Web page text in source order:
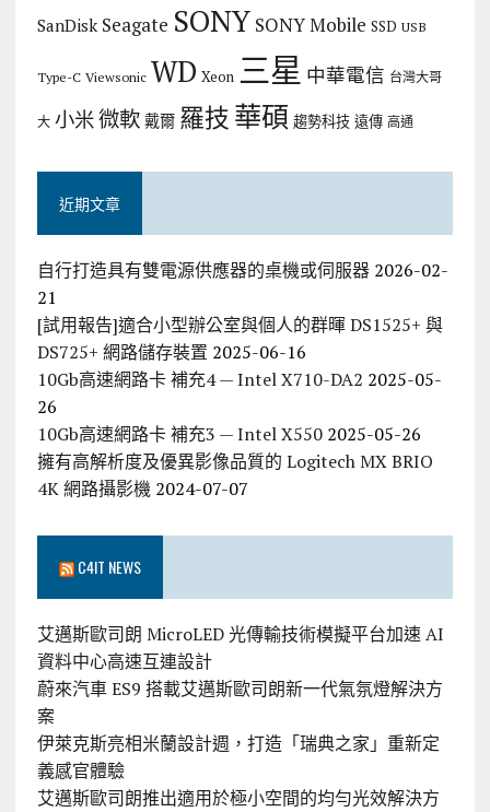
SanDisk Seagate SONY SONY Mobile SSD USB
Type-C Viewsonic WD Xeon 三星 中華電信 台灣大哥
大 小米微軟 戴爾 羅技華碩 趨勢科技 遠傳 高通
近期文章
自行打造具有雙電源供應器的桌機或伺服器 2026-02-
21
[試用報告]適合小型辦公室與個人的群暉 DS1525+ 與
DS725+ 網路儲存裝置 2025-06-16
10Gb高速網路卡 補充4 — Intel X710-DA2 2025-05-
26
10Gb高速網路卡 補充3 — Intel X550 2025-05-26
擁有高解析度及優異影像品質的 Logitech MX BRIO
4K 網路攝影機 2024-07-07
C4IT NEWS
艾邁斯歐司朗 MicroLED 光傳輸技術模擬平台加速 AI
資料中心高速互連設計
蔚來汽車 ES9 搭載艾邁斯歐司朗新一代氣氛燈解決方
案
伊萊克斯亮相米蘭設計週，打造「瑞典之家」重新定
義感官體驗
艾邁斯歐司朗推出適用於極小空間的均勻光效解決方